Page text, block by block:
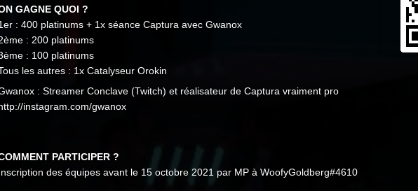
GAGNE QUOI ?
: 400 platinums + 1x séance Captura avec Gwanox
: 200 platinums
: 100 platinums
les autres : 1x Catalyseur Orokin
: Streamer Conclave (Twitch) et réalisateur de Captura vraiment pro
instagram.com/gwanox
PARTICIPER ?
des équipes avant le 15 octobre 2021 par MP à WoofyGoldberg#4610